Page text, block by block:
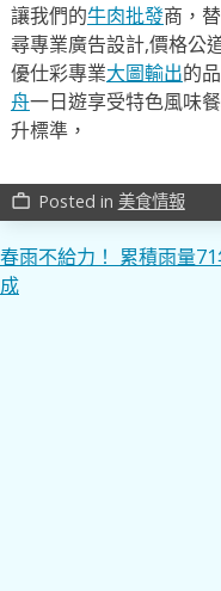
讓我們的牛肉批發商，
尋專業廣告設計,價格公
優仕彩專業大圖輸出的
舟一日遊享受特色風味
升標準，
work_outline Posted in 美食情報
文
章
春雨不給力！ 累積雨量
成